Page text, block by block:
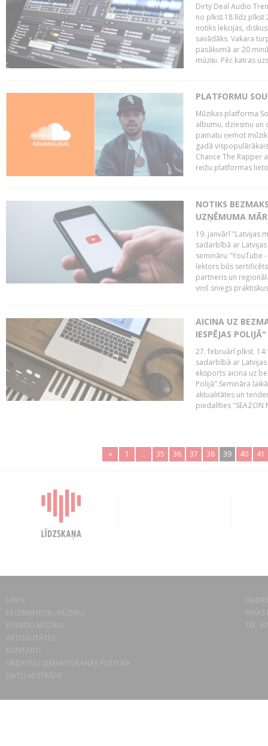
Dirty Deal Audio
no plkst.18 līdz plkst
notiks lekcijas,
savādāks. Vakara
pasākumā ar 20
mūziķi. Pēc katras
PLATFORMU
Mūzikas platforma
albumu, dziesmu un
pamatu ņemot
gadā
Chance The Rapper
reižu platformas
NOTIKS
UZŅĒMUMA
19. janvārī "Latvijas
sadarbībā ar
semināru "YouTube
lektors būs
partneris un
viņš sniegs
AICINA UZ
IESPĒJAS POLIJĀ"
27. februārī plkst.
sadarbībā ar
eksports aicina uz
Polijā".Semināra
aktualitātes un
piedalīties "SEAZON
« 1 .. 35 36 37 38 39 40 41
LAIPA
ES IZMANTOJU MŪZIKU
ES RADU MŪZIKU
AKTUALITĀTES
KONTAKTI
SĪKDATŅU IZMANTOŠANAS POLITIKA
DATU APSTRĀDE
TEL.